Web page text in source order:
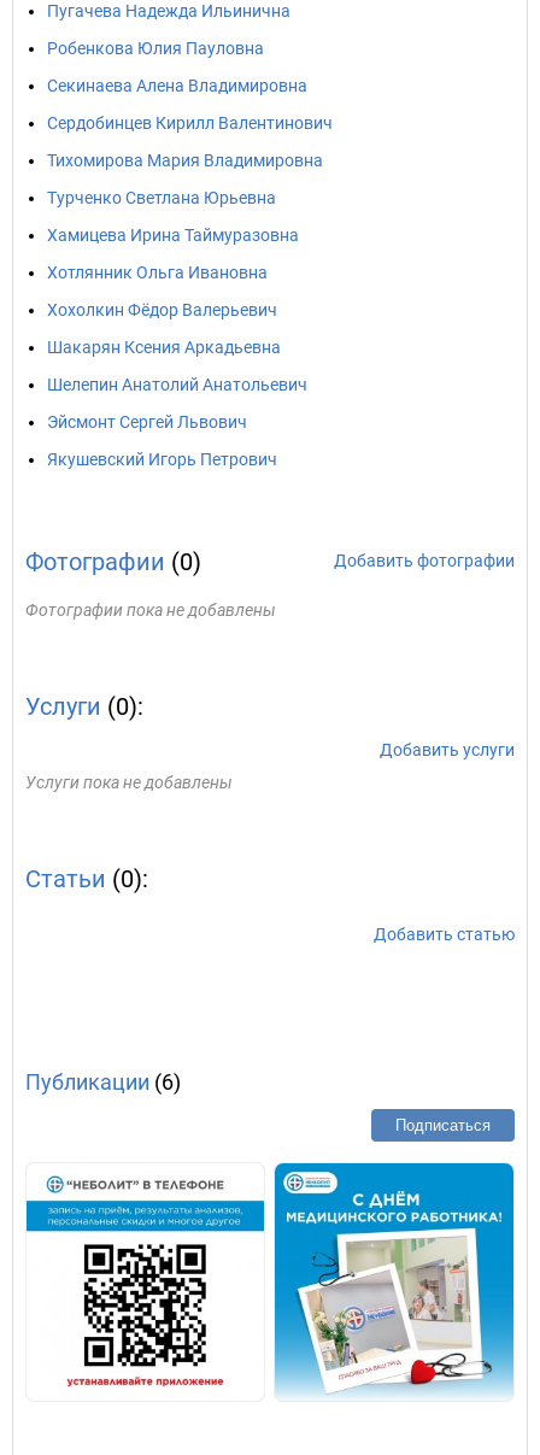
Пугачева Надежда Ильинична
Робенкова Юлия Пауловна
Секинаева Алена Владимировна
Сердобинцев Кирилл Валентинович
Тихомирова Мария Владимировна
Турченко Светлана Юрьевна
Хамицева Ирина Таймуразовна
Хотлянник Ольга Ивановна
Хохолкин Фёдор Валерьевич
Шакарян Ксения Аркадьевна
Шелепин Анатолий Анатольевич
Эйсмонт Сергей Львович
Якушевский Игорь Петрович
Фотографии (0) Добавить фотографии
Фотографии пока не добавлены
Услуги (0):
Добавить услуги
Услуги пока не добавлены
Статьи (0):
Добавить статью
Публикации (6)
Подписаться